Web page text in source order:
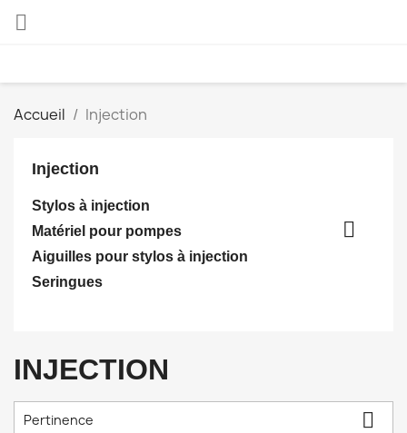

Accueil Injection
Injection
Stylos à injection
Matériel pour pompes

Aiguilles pour stylos à injection
Seringues
INJECTION
Pertinence 